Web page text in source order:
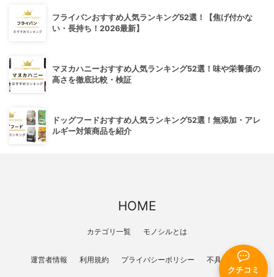
クチコミ
フライパンおすすめ人気ランキング52選！【焦げ付かな
い・長持ち！2026最新】
マヌカハニーおすすめ人気ランキング52選！味や栄養価の
高さを徹底比較・検証
ドッグフードおすすめ人気ランキング52選！無添加・アレ
ルギー対策商品を紹介
HOME
カテゴリ一覧 モノシルとは
運営者情報 利用規約 プライバシーポリシー 不具合報告